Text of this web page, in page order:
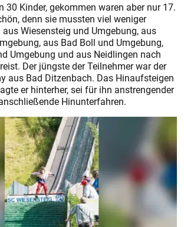
30 Kinder, gekommen waren aber nur 17.
denn sie mussten viel weniger
Wiesensteig und Umgebung, aus
aus Bad Boll und Umgebung,
Umgebung und aus Neidlingen nach
Der jüngste der Teilnehmer war der
aus Bad Ditzenbach. Das Hinaufsteigen
er hinterher, sei für ihn anstrengender
Hinunterfahren.